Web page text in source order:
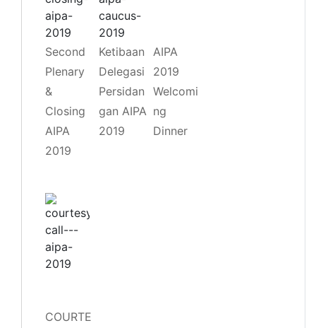
Second
Plenary
&
Closing
AIPA
2019
Ketibaan
Delegasi
Persidan
gan AIPA
2019
AIPA
2019
Welcomi
ng
Dinner
COURTE